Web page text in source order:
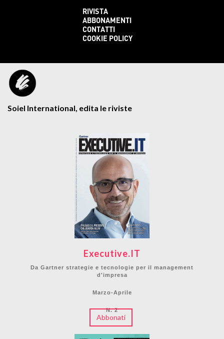
RIVISTA
ABBONAMENTI
CONTATTI
COOKIE POLICY
Soiel International, edita le riviste
Executive.IT
Da Gartner strategie e tecnologie per il management
d'impresa
Marzo-Aprile
N. 2
Abbonati